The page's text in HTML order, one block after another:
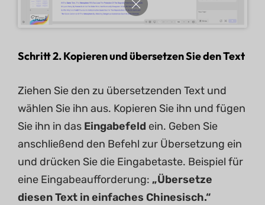
Schritt 2.Kopieren und übersetzen Sie den Text
Ziehen Sie den zu übersetzenden Text und
wählen Sie ihn aus. Kopieren Sie ihn und fügen
Sie ihn in das Eingabefeld ein. Geben Sie
anschließend den Befehl zur Übersetzung ein
und drücken Sie die Eingabetaste. Beispiel für
eine Eingabeaufforderung: „Übersetze
diesen Text in einfaches Chinesisch.“